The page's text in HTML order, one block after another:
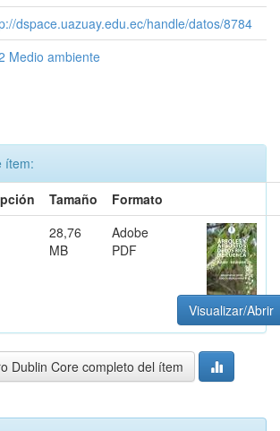
dspace.uazuay.edu.ec/handle/datos/8784
Medio ambiente
ítem:
Tamaño
Formato
28,76
MB
Adobe
PDF
Visualizar/Abrir
Dublin Core completo del ítem